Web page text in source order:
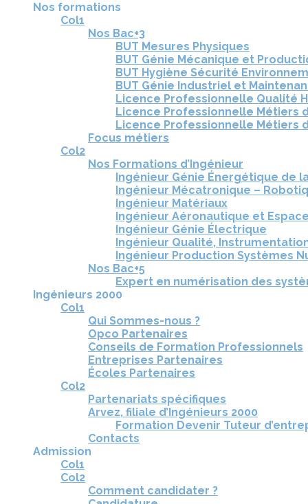
Nos formations
Col1
Nos Bac+3
BUT Mesures Physiques
BUT Génie Mécanique et
BUT Hygiène Sécurité
BUT Génie Industriel et
Licence Professionnelle Qualité
Licence Professionnelle Métiers
Licence Professionnelle Métiers
Focus métiers
Col2
Nos Formations d’Ingénieur
Ingénieur Génie Énergétique de
Ingénieur Mécatronique –
Ingénieur Matériaux
Ingénieur Aéronautique et Espace
Ingénieur Génie Électrique
Ingénieur Qualité,
Ingénieur Production Systèmes
Nos Bac+5
Expert en numérisation des
Ingénieurs 2000
Col1
Qui Sommes-nous ?
Opco Partenaires
Conseils de Formation Professionnels
Entreprises Partenaires
Écoles Partenaires
Col2
Partenariats spécifiques
Arvez, filiale d’Ingénieurs 2000
Formation Devenir Tuteur
Contacts
Admission
Col1
Col2
Comment candidater ?